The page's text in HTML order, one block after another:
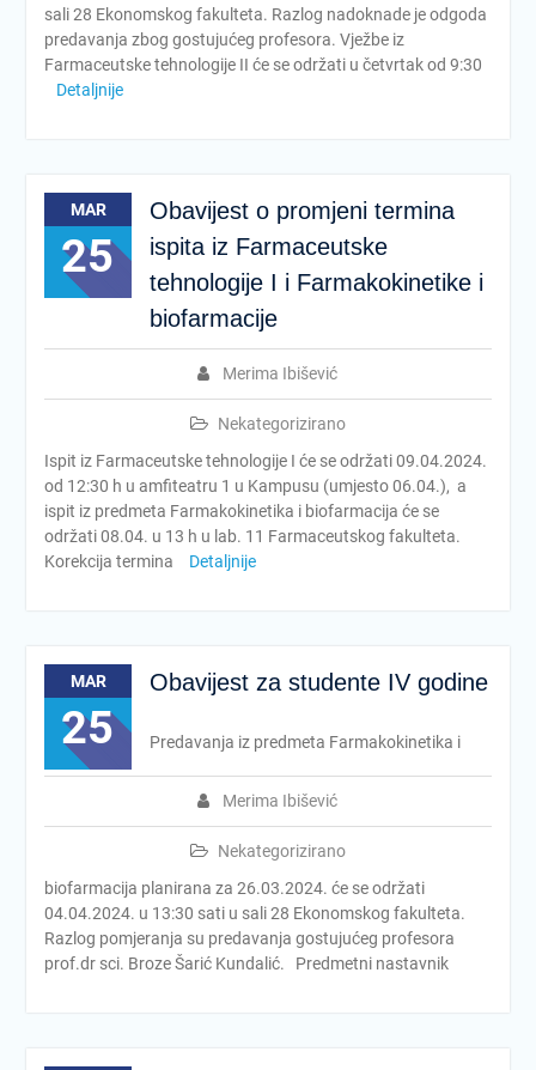
sali 28 Ekonomskog fakulteta. Razlog nadoknade je odgoda
predavanja zbog gostujućeg profesora. Vježbe iz
Farmaceutske tehnologije II će se održati u četvrtak od 9:30
Detaljnije
MAR
25
Obavijest o promjeni termina
ispita iz Farmaceutske
tehnologije I i Farmakokinetike i
biofarmacije
Merima Ibišević
Nekategorizirano
Ispit iz Farmaceutske tehnologije I će se održati 09.04.2024.
od 12:30 h u amfiteatru 1 u Kampusu (umjesto 06.04.), a
ispit iz predmeta Farmakokinetika i biofarmacija će se
održati 08.04. u 13 h u lab. 11 Farmaceutskog fakulteta.
Korekcija termina
Detaljnije
MAR
25
Obavijest za studente IV godine
Merima Ibišević
Nekategorizirano
Predavanja iz predmeta Farmakokinetika i
biofarmacija planirana za 26.03.2024. će se održati
04.04.2024. u 13:30 sati u sali 28 Ekonomskog fakulteta.
Razlog pomjeranja su predavanja gostujućeg profesora
prof.dr sci. Broze Šarić Kundalić. Predmetni nastavnik